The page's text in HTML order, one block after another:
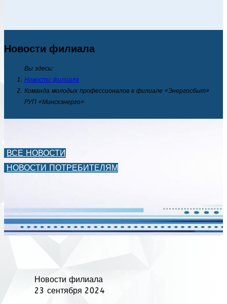
Новости филиала
Вы здесь:
Новости филиала
Команда молодых профессионалов в филиале «Энергосбыт»
РУП «Минскэнерго»
ВСЕ НОВОСТИ
НОВОСТИ ПОТРЕБИТЕЛЯМ
Новости филиала
23 сентября 2024